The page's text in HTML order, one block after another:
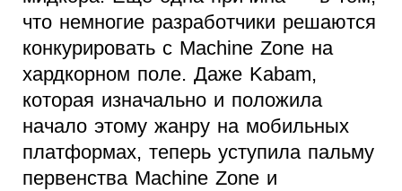
что немногие разработчики решаются
конкурировать с Machine Zone на
хардкорном поле. Даже Kabam,
которая изначально и положила
начало этому жанру на мобильных
платформах, теперь уступила пальму
первенства Machine Zone и